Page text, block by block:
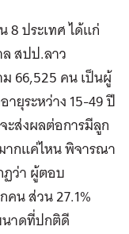
8 ประเทศ ได้แก่
สปป.ลาว
66,525 คน เป็นผู้
ยุระหว่าง 15-49 ปี
ะส่งผลต่อการมีลูก
ากแค่ไหน พิจารณา
ว่า ผู้ตอบ
น ส่วน 27.1%
าดที่ปกติดี